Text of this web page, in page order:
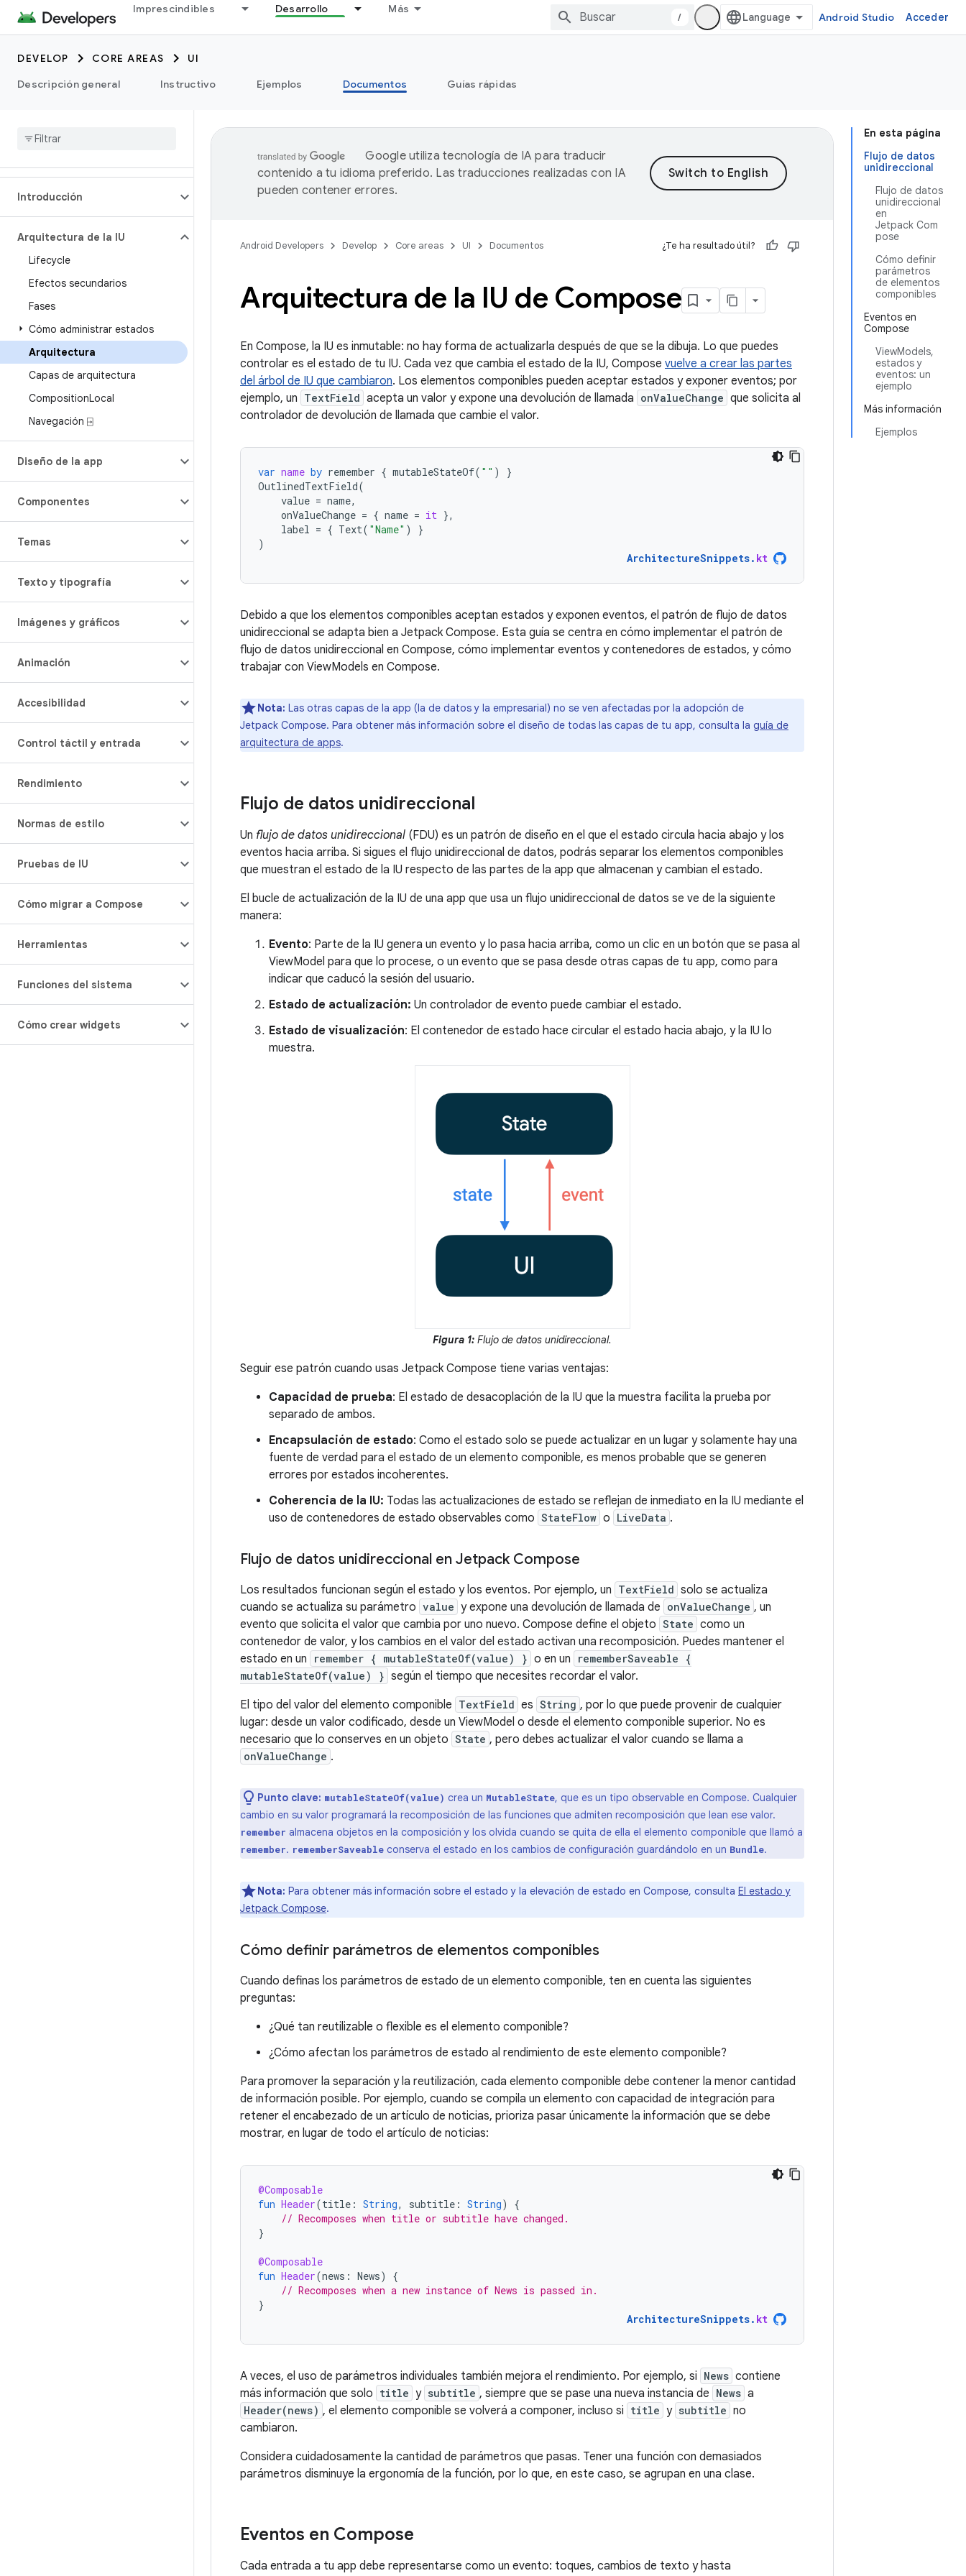
Imprescindibles Desarrollo Más
/ Android Studio Acceder
DEVELOP CORE AREAS
UI
Descripción general
Instructivo Ejemplos Documentos Guías rápidas
Introducción
Arquitectura de la IU
Lifecycle
Efectos secundarios
Fases
Cómo administrar estados
Arquitectura
Capas de arquitectura
CompositionLocal
Navegación ⍈
Diseño de la app
Componentes
Temas
Texto y tipografía
Imágenes y gráficos
Animación
Accesibilidad
Control táctil y entrada
Rendimiento
Normas de estilo
Pruebas de IU
Cómo migrar a Compose
Herramientas
Funciones del sistema
Cómo crear widgets
En esta página
Flujo de datos
unidireccional
Flujo de datos
unidireccional
en
Jetpack Com
pose
Cómo definir
parámetros
de elementos
componibles
Eventos en
Compose
ViewModels,
estados y
eventos: un
ejemplo
Más información
Ejemplos
Google utiliza tecnología de IA para traducir
contenido a tu idioma preferido. Las traducciones realizadas con IA
pueden contener errores.
Android Developers Develop Core areas UI Documentos ¿Te ha resultado útil?
Arquitectura de la IU de Compose
En Compose, la IU es inmutable: no hay forma de actualizarla después de que se la dibuja. Lo que puedes
controlar es el estado de tu IU. Cada vez que cambia el estado de la IU, Compose vuelve a crear las partes
del árbol de IU que cambiaron. Los elementos componibles pueden aceptar estados y exponer eventos; por
ejemplo, un TextField acepta un valor y expone una devolución de llamada onValueChange que solicita al
controlador de devolución de llamada que cambie el valor.
var name by remember { mutableStateOf( "" )
}
OutlinedTextField(
value = name,
onValueChange = { name = it },
label = { Text( "Name" )
}
)
ArchitectureSnippets. kt
Debido a que los elementos componibles aceptan estados y exponen eventos, el patrón de flujo de datos
unidireccional se adapta bien a Jetpack Compose. Esta guía se centra en cómo implementar el patrón de
flujo de datos unidireccional en Compose, cómo implementar eventos y contenedores de estados, y cómo
trabajar con ViewModels en Compose.
Nota: Las otras capas de la app (la de datos y la empresarial) no se ven afectadas por la adopción de
Jetpack Compose. Para obtener más información sobre el diseño de todas las capas de tu app, consulta la guía de
arquitectura de apps.
Flujo de datos unidireccional
Un flujo de datos unidireccional (FDU) es un patrón de diseño en el que el estado circula hacia abajo y los
eventos hacia arriba. Si sigues el flujo unidireccional de datos, podrás separar los elementos componibles
que muestran el estado de la IU respecto de las partes de la app que almacenan y cambian el estado.
El bucle de actualización de la IU de una app que usa un flujo unidireccional de datos se ve de la siguiente
manera:
Evento: Parte de la IU genera un evento y lo pasa hacia arriba, como un clic en un botón que se pasa al
ViewModel para que lo procese, o un evento que se pasa desde otras capas de tu app, como para
indicar que caducó la sesión del usuario.
Estado de actualización: Un controlador de evento puede cambiar el estado.
Estado de visualización: El contenedor de estado hace circular el estado hacia abajo, y la IU lo
muestra.
Figura 1: Flujo de datos unidireccional.
Seguir ese patrón cuando usas Jetpack Compose tiene varias ventajas:
Capacidad de prueba: El estado de desacoplación de la IU que la muestra facilita la prueba por
separado de ambos.
Encapsulación de estado: Como el estado solo se puede actualizar en un lugar y solamente hay una
fuente de verdad para el estado de un elemento componible, es menos probable que se generen
errores por estados incoherentes.
Coherencia de la IU: Todas las actualizaciones de estado se reflejan de inmediato en la IU mediante el
uso de contenedores de estado observables como StateFlow o LiveData .
Flujo de datos unidireccional en Jetpack Compose
Los resultados funcionan según el estado y los eventos. Por ejemplo, un TextField solo se actualiza
cuando se actualiza su parámetro value y expone una devolución de llamada de onValueChange , un
evento que solicita el valor que cambia por uno nuevo. Compose define el objeto State como un
contenedor de valor, y los cambios en el valor del estado activan una recomposición. Puedes mantener el
estado en un
remember { mutableStateOf(value) } o en un
rememberSaveable {
mutableStateOf(value) } según el tiempo que necesites recordar el valor.
El tipo del valor del elemento componible TextField es String , por lo que puede provenir de cualquier
lugar: desde un valor codificado, desde un ViewModel o desde el elemento componible superior. No es
necesario que lo conserves en un objeto State , pero debes actualizar el valor cuando se llama a
onValueChange .
Punto clave: mutableStateOf(value) crea un MutableState, que es un tipo observable en Compose. Cualquier
cambio en su valor programará la recomposición de las funciones que admiten recomposición que lean ese valor.
remember almacena objetos en la composición y los olvida cuando se quita de ella el elemento componible que llamó a
remember. rememberSaveable conserva el estado en los cambios de configuración guardándolo en un Bundle.
Nota: Para obtener más información sobre el estado y la elevación de estado en Compose, consulta El estado y
Jetpack Compose.
Cómo definir parámetros de elementos componibles
Cuando definas los parámetros de estado de un elemento componible, ten en cuenta las siguientes
preguntas:
¿Qué tan reutilizable o flexible es el elemento componible?
¿Cómo afectan los parámetros de estado al rendimiento de este elemento componible?
Para promover la separación y la reutilización, cada elemento componible debe contener la menor cantidad
de información posible. Por ejemplo, cuando se compila un elemento con capacidad de integración para
retener el encabezado de un artículo de noticias, prioriza pasar únicamente la información que se debe
mostrar, en lugar de todo el artículo de noticias:
@Composable
fun Header(title : String, subtitle : String)
{
// Recomposes when title or subtitle have changed.
}
@Composable
fun Header(news : News)
{
// Recomposes when a new instance of News is passed in.
}
ArchitectureSnippets. kt
A veces, el uso de parámetros individuales también mejora el rendimiento. Por ejemplo, si News contiene
más información que solo title y subtitle , siempre que se pase una nueva instancia de News a
Header(news) , el elemento componible se volverá a componer, incluso si title y subtitle no
cambiaron.
Considera cuidadosamente la cantidad de parámetros que pasas. Tener una función con demasiados
parámetros disminuye la ergonomía de la función, por lo que, en este caso, se agrupan en una clase.
Eventos en Compose
Cada entrada a tu app debe representarse como un evento: toques, cambios de texto y hasta